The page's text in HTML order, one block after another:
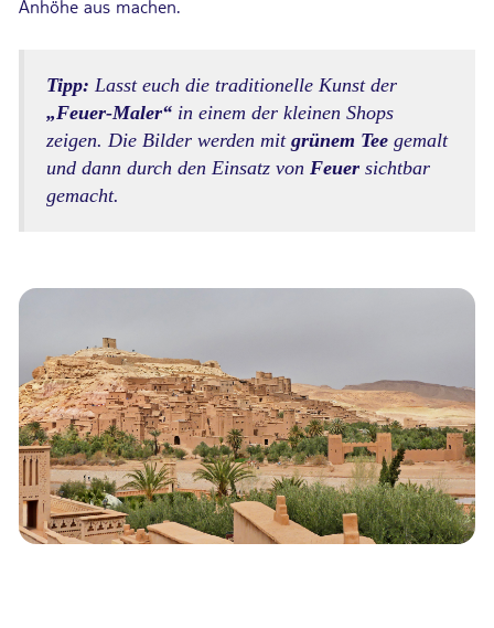
Anhöhe aus machen.
Tipp: Lasst euch die traditionelle Kunst der
„Feuer-Maler“ in einem der kleinen Shops
zeigen. Die Bilder werden mit grünem Tee gemalt
und dann durch den Einsatz von Feuer sichtbar
gemacht.